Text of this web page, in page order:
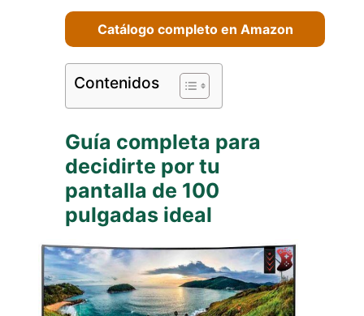
Catálogo completo en Amazon
Contenidos
Guía completa para
decidirte por tu
pantalla de 100
pulgadas ideal